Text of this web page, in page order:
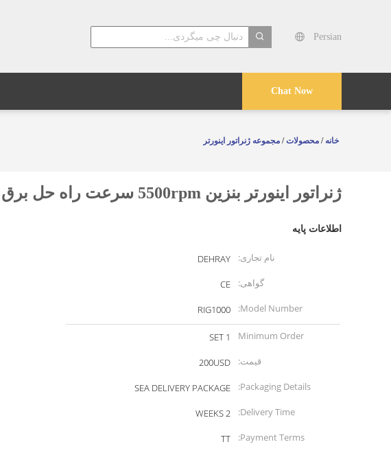
Persian
Chat Now
خانه / محصولات/ مجموعه ژنراتور اینورتر
ژنراتور اینورتر بنزین 5500rpm سرعت راه حل برق قابل حمل برای سایت های صنعتی و رویدادهای بیرونی
اطلاعات پایه
نام تجاری:
DEHRAY
گواهی:
CE
Model Number:
RIG1000
Minimum Order
Quantity:
1 SET
قیمت:
200USD
Packaging Details:
SEA DELIVERY PACKAGE
Delivery Time:
2 WEEKS
Payment Terms:
TT